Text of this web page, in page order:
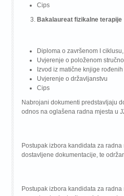
Cips
Bakalaureat fizikalne terapije
Diploma o završenom I
Uvjerenje o položenom
Izvod iz matične knjige rođenih
Uvjerenje o državljanstvu
Cips
Nabrojani dokumenti predstavljaju
odnos na oglašena radna mjesta u
Postupak izbora kandidata za
dostavljene dokumentacije, te
Postupak izbora kandidata za